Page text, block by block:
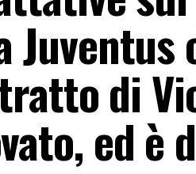
Juventus
di
ed è